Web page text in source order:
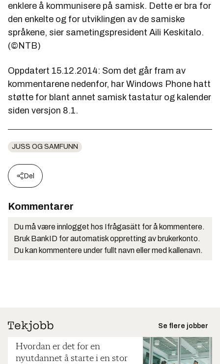
enklere å kommunisere på samisk. Dette er bra for
den enkelte og for utviklingen av de samiske
språkene, sier sametingspresident Aili Keskitalo.
(©NTB)
Oppdatert 15.12.2014: Som det går fram av
kommentarene nedenfor, har Windows Phone hatt
støtte for blant annet samisk tastatur og kalender
siden versjon 8.1.
JUSS OG SAMFUNN
Del
Kommentarer
Du må være innlogget hos Ifrågasätt for å kommentere.
Bruk BankID for automatisk oppretting av brukerkonto.
Du kan kommentere under fullt navn eller med kallenavn.
Se flere jobber
Hvordan er det for en
nyutdannet å starte i en stor